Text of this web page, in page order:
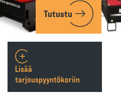
Tutustu
Lisää
tarjouspyyntökoriin